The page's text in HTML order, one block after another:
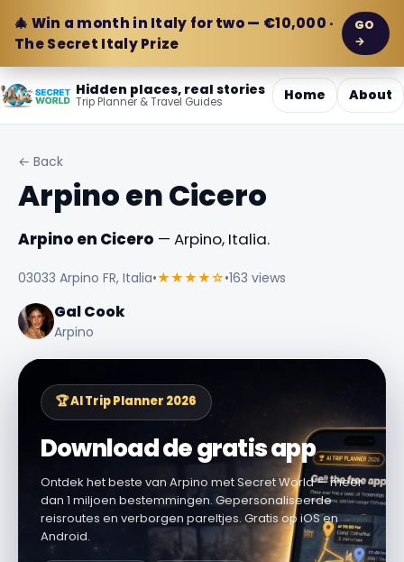
🎄 Win a month in Italy for two — €10,000 ·
The Secret Italy Prize
GO
→
Hidden places, real stories
Trip Planner & Travel Guides Home About
← Back
Arpino en Cicero
Arpino en Cicero — Arpino, Italia.
03033 Arpino FR, Italia•★★★★☆•163 views
Gal Cook
Arpino
🏆 AI Trip Planner 2026
Download de gratis app
Ontdek het beste van Arpino met Secret World — meer
dan 1 miljoen bestemmingen. Gepersonaliseerde
reisroutes en verborgen pareltjes. Gratis op iOS en
Android.